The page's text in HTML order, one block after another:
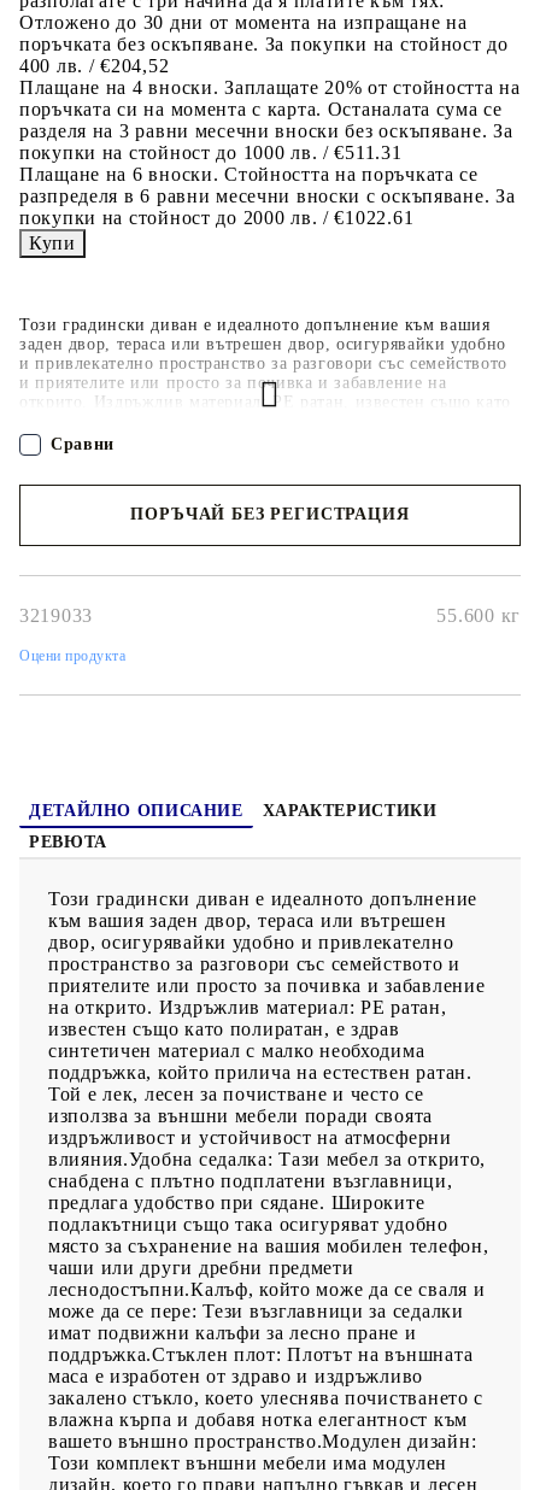
Този градински диван е идеалното допълнение към вашия
заден двор, тераса или вътрешен двор, осигурявайки удобно
и привлекателно пространство за разговори със семейството
и приятелите или просто за почивка и забавление на
открито. Издръжлив материал: PE ратан, известен също като
поддръжка, който прилича на естествен ратан. Той е лек,
лесен за почистване и често се използва за външни мебели
плътно подплатени възглавници, предлага удобство при
или други дребни предмети леснодостъпни.Калъф, който
седалки имат подвижни калъфи за лесно пране и
изработен от здраво и издръжливо закалено стъкло, което
елегантност към вашето външно пространство.Модулен
защитите с водоустойчиво покривало.
Отложено до 30 дни от момента на изпращане на
поръчката без оскъпяване. За покупки на стойност до
400 лв. / €204,52
Плащане на 4 вноски. Заплащате 20% от стойността на
поръчката си на момента с карта. Останалата сума се
разделя на 3 равни месечни вноски без оскъпяване. За
покупки на стойност до 1000 лв. / €511.31
Плащане на 6 вноски. Стойността на поръчката се
разпределя в 6 равни месечни вноски с оскъпяване. За
покупки на стойност до 2000 лв. / €1022.61
ПОРЪЧАЙ БЕЗ РЕГИСТРАЦИЯ
3219033 55.600 кг
Оцени продукта
Сравни
ДЕТАЙЛНО ОПИСАНИЕ
ХАРАКТЕРИСТИКИ
РЕВЮТА
Този градински диван е идеалното допълнение
към вашия заден двор, тераса или вътрешен
двор, осигурявайки удобно и привлекателно
пространство за разговори със семейството и
приятелите или просто за почивка и забавление
на открито. Издръжлив материал: PE ратан,
известен също като полиратан, е здрав
синтетичен материал с малко необходима
поддръжка, който прилича на естествен ратан.
Той е лек, лесен за почистване и често се
използва за външни мебели поради своята
издръжливост и устойчивост на атмосферни
влияния.Удобна седалка: Тази мебел за открито,
снабдена с плътно подплатени възглавници,
предлага удобство при сядане. Широките
подлакътници също така осигуряват удобно
място за съхранение на вашия мобилен телефон,
чаши или други дребни предмети
леснодостъпни.Калъф, който може да се сваля и
може да се пере: Тези възглавници за седалки
имат подвижни калъфи за лесно пране и
поддръжка.Стъклен плот: Плотът на външната
маса е изработен от здраво и издръжливо
закалено стъкло, което улеснява почистването с
влажна кърпа и добавя нотка елегантност към
вашето външно пространство.Модулен дизайн:
Този комплект външни мебели има модулен
дизайн, което го прави напълно гъвкав и лесен